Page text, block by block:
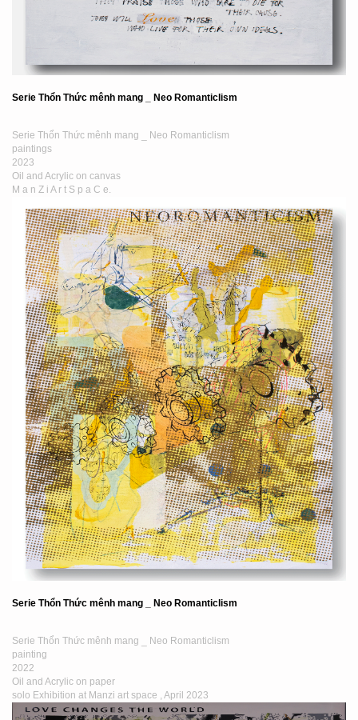
Serie Thổn Thức mênh mang _ Neo Romanticlism
Serie Thổn Thức mênh mang _ Neo Romanticlism
paintings
2023
Oil and Acrylic on canvas
M a n Z i A r t S p a C e.
Serie Thổn Thức mênh mang _ Neo Romanticlism
Serie Thổn Thức mênh mang _ Neo Romanticlism
painting
2022
Oil and Acrylic on paper
solo Exhibition at Manzi art space , April 2023